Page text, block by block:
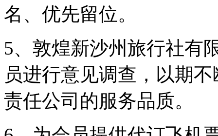
名、优先留位。
5、敦煌新沙州旅行社有
员进行意见调查，以期
责任公司的服务品质。